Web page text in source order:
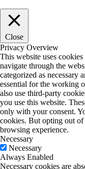
Close
Privacy Overview
This website uses
navigate through the
categorized as necessary
essential for the working
also use third-party
you use this website.
only with your consent.
cookies. But opting out
browsing experience.
Necessary
Necessary
Always Enabled
Necessary cookies are